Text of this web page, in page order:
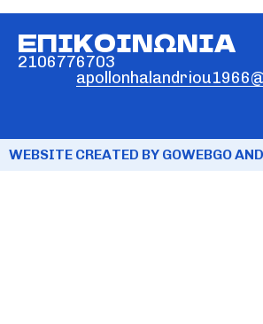
ΕΠΙΚΟΙΝΩΝΙΑ
2106776703
WEBSITE CREATED BY GOWEBGO